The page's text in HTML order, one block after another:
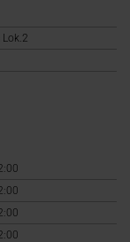
Lok.2